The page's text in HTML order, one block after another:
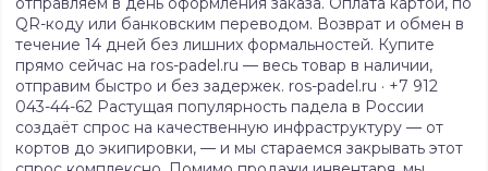
QR-коду или банковским переводом. Возврат и обмен в
течение 14 дней без лишних формальностей. Купите
прямо сейчас на ros-padel.ru — весь товар в наличии,
отправим быстро и без задержек. ros-padel.ru · +7 912
043-44-62 Растущая популярность падела в России
создаёт спрос на качественную инфраструктуру — от
кортов до экипировки, — и мы стараемся закрывать этот